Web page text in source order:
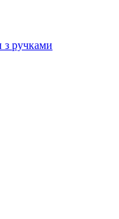
з ручками